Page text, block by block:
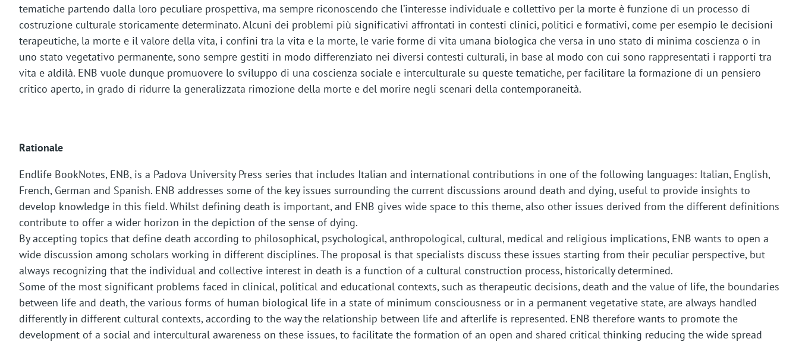
tematiche partendo dalla loro peculiare prospettiva, ma sempre riconoscendo che l’interesse individuale e collettivo per la morte è funzione di un processo di
costruzione culturale storicamente determinato. Alcuni dei problemi più significativi affrontati in contesti clinici, politici e formativi, come per esempio le decisioni
terapeutiche, la morte e il valore della vita, i confini tra la vita e la morte, le varie forme di vita umana biologica che versa in uno stato di minima coscienza o in
uno stato vegetativo permanente, sono sempre gestiti in modo differenziato nei diversi contesti culturali, in base al modo con cui sono rappresentati i rapporti tra
vita e aldilà. ENB vuole dunque promuovere lo sviluppo di una coscienza sociale e interculturale su queste tematiche, per facilitare la formazione di un pensiero
critico aperto, in grado di ridurre la generalizzata rimozione della morte e del morire negli scenari della contemporaneità.
Rationale
Endlife BookNotes, ENB, is a Padova University Press series that includes Italian and international contributions in one of the following languages: Italian, English,
French, German and Spanish. ENB addresses some of the key issues surrounding the current discussions around death and dying, useful to provide insights to
develop knowledge in this field. Whilst defining death is important, and ENB gives wide space to this theme, also other issues derived from the different definitions
contribute to offer a wider horizon in the depiction of the sense of dying.
By accepting topics that define death according to philosophical, psychological, anthropological, cultural, medical and religious implications, ENB wants to open a
wide discussion among scholars working in different disciplines. The proposal is that specialists discuss these issues starting from their peculiar perspective, but
always recognizing that the individual and collective interest in death is a function of a cultural construction process, historically determined.
Some of the most significant problems faced in clinical, political and educational contexts, such as therapeutic decisions, death and the value of life, the boundaries
between life and death, the various forms of human biological life in a state of minimum consciousness or in a permanent vegetative state, are always handled
differently in different cultural contexts, according to the way the relationship between life and afterlife is represented. ENB therefore wants to promote the
development of a social and intercultural awareness on these issues, to facilitate the formation of an open and shared critical thinking reducing the wide spread